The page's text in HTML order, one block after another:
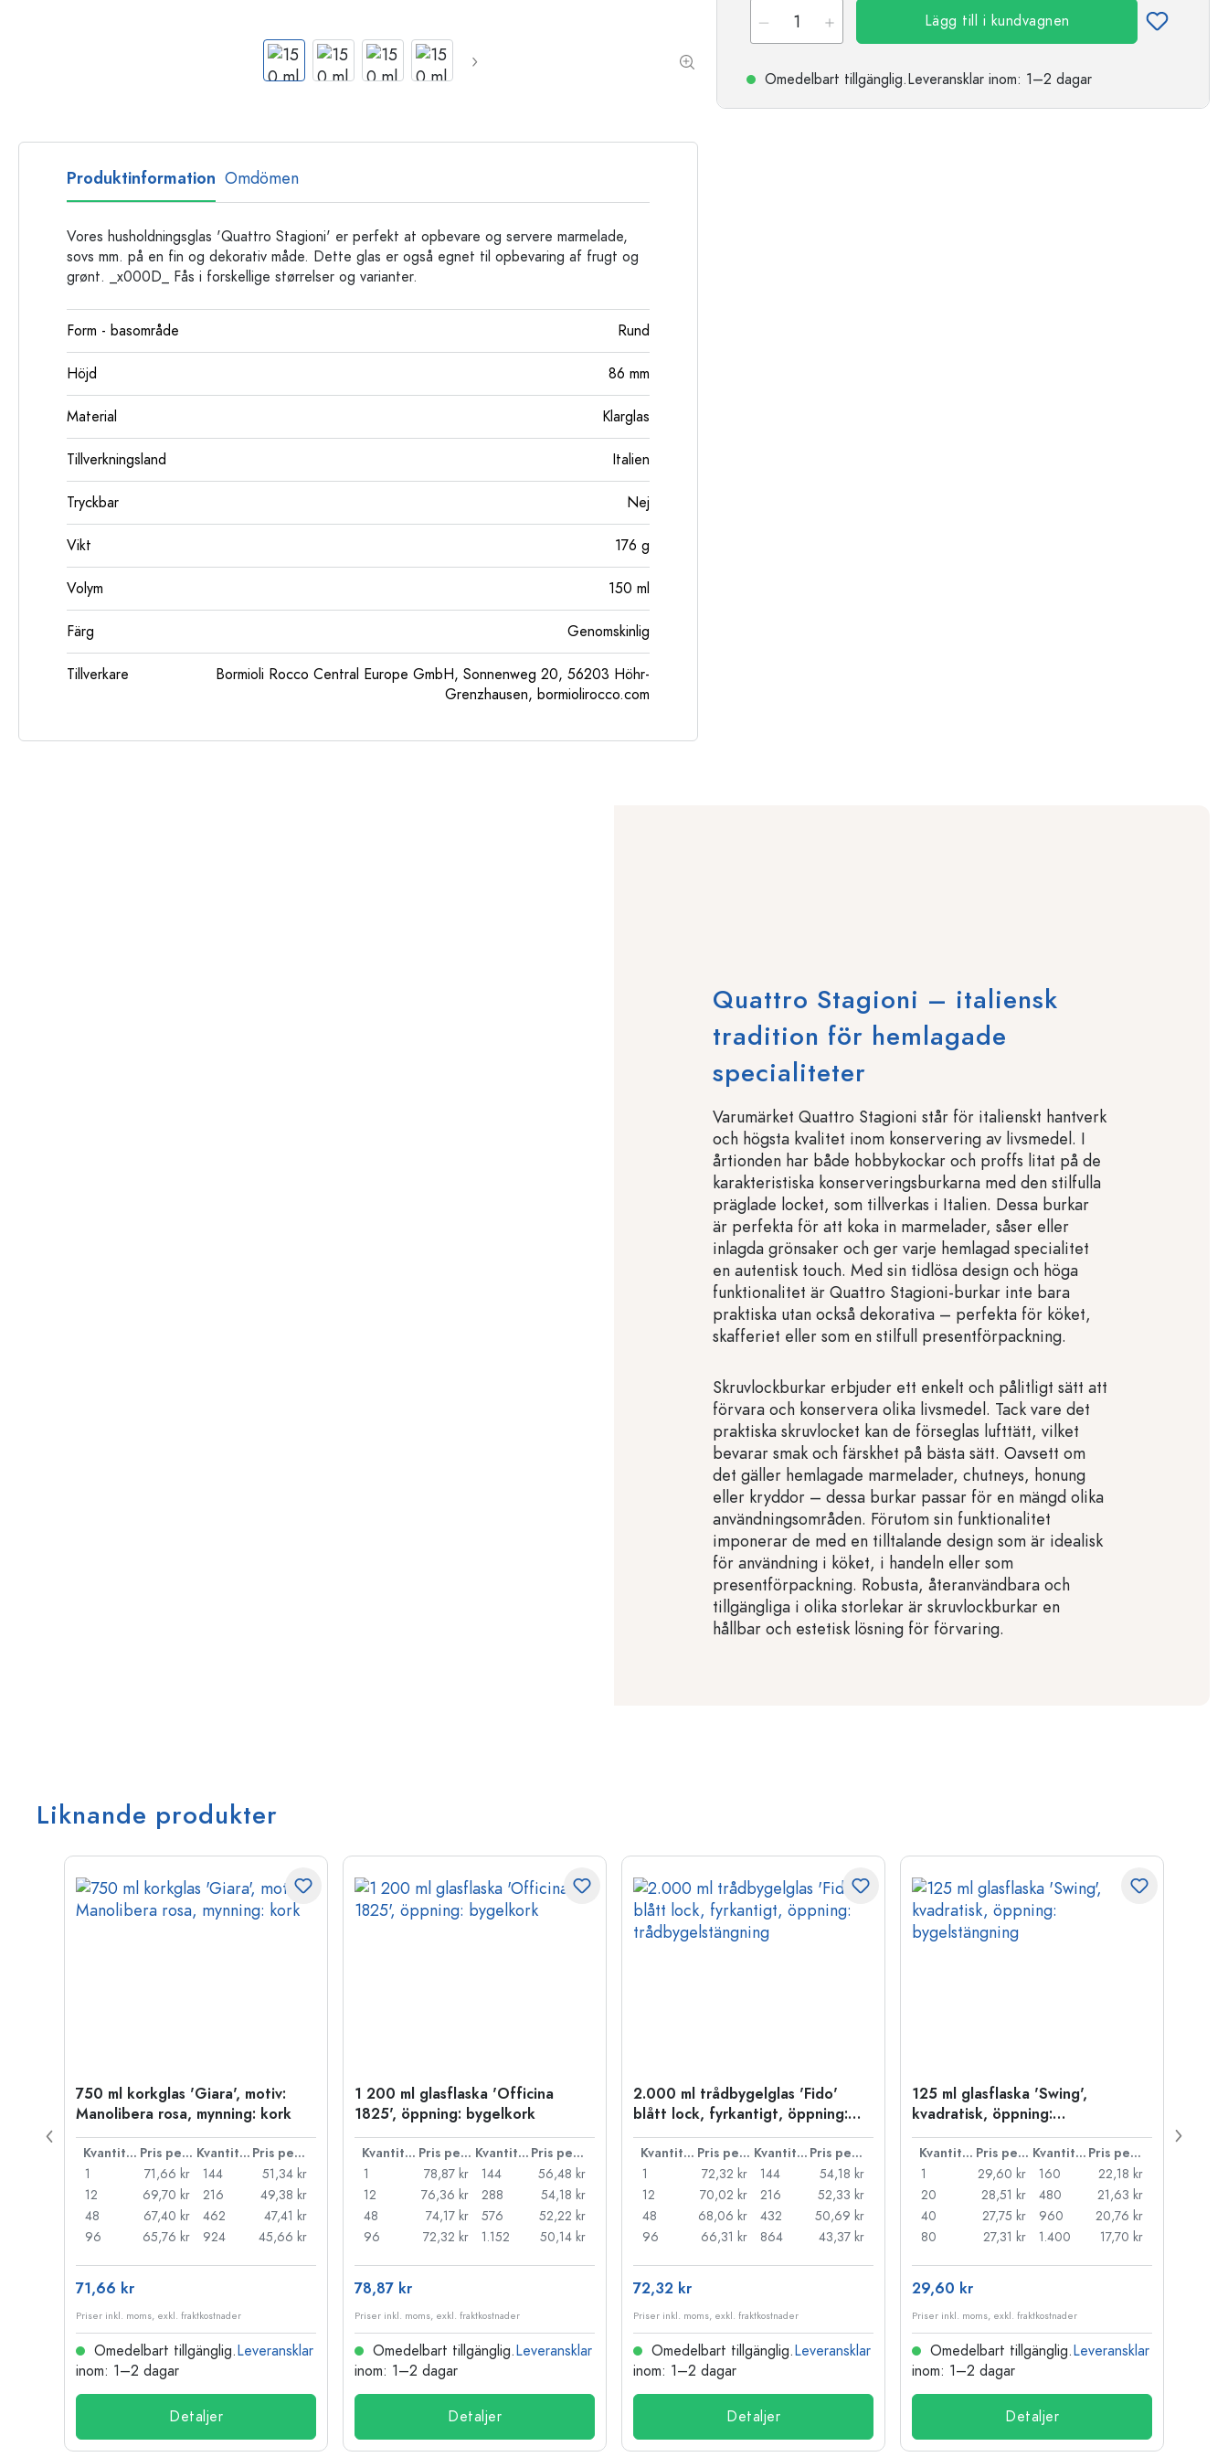
Lägg till i kundvagnen
Omedelbart tillgänglig.Leveransklar inom: 1–2 dagar
Produktinformation Omdömen
Vores husholdningsglas 'Quattro Stagioni' er perfekt at opbevare og servere marmelade,
sovs mm. på en fin og dekorativ måde. Dette glas er også egnet til opbevaring af frugt og
grønt. _x000D_ Fås i forskellige størrelser og varianter.
Form - basområde Rund
Höjd 86 mm
Material Klarglas
Tillverkningsland Italien
Tryckbar Nej
Vikt 176 g
Volym 150 ml
Färg Genomskinlig
Tillverkare
Bormioli Rocco Central Europe GmbH, Sonnenweg 20, 56203 Höhr-
Grenzhausen, bormiolirocco.com
Quattro Stagioni – italiensk
tradition för hemlagade
specialiteter
Varumärket Quattro Stagioni står för italienskt hantverk
och högsta kvalitet inom konservering av livsmedel. I
årtionden har både hobbykockar och proffs litat på de
karakteristiska konserveringsburkarna med den stilfulla
präglade locket, som tillverkas i Italien. Dessa burkar
är perfekta för att koka in marmelader, såser eller
inlagda grönsaker och ger varje hemlagad specialitet
en autentisk touch. Med sin tidlösa design och höga
funktionalitet är Quattro Stagioni-burkar inte bara
praktiska utan också dekorativa – perfekta för köket,
skafferiet eller som en stilfull presentförpackning.
Skruvlockburkar erbjuder ett enkelt och pålitligt sätt att
förvara och konservera olika livsmedel. Tack vare det
praktiska skruvlocket kan de förseglas lufttätt, vilket
bevarar smak och färskhet på bästa sätt. Oavsett om
det gäller hemlagade marmelader, chutneys, honung
eller kryddor – dessa burkar passar för en mängd olika
användningsområden. Förutom sin funktionalitet
imponerar de med en tilltalande design som är idealisk
för användning i köket, i handeln eller som
presentförpackning. Robusta, återanvändbara och
tillgängliga i olika storlekar är skruvlockburkar en
hållbar och estetisk lösning för förvaring.
Liknande produkter
750 ml korkglas 'Giara', motiv:
Manolibera rosa, mynning: kork
Kvantitet Pris per styck Kvantitet
Pris per styck
1
71,66 kr
12
69,70 kr
48
67,40 kr
96
65,76 kr
144
51,34 kr
216
49,38 kr
462
47,41 kr
924
45,66 kr
71,66 kr
Priser inkl. moms, exkl. fraktkostnader
Omedelbart tillgänglig.Leveransklar
inom: 1–2 dagar
Detaljer
1 200 ml glasflaska 'Officina
1825', öppning: bygelkork
Kvantitet Pris per styck Kvantitet
Pris per styck
1
78,87 kr
12
76,36 kr
48
74,17 kr
96
72,32 kr
144
56,48 kr
288
54,18 kr
576
52,22 kr
1.152
50,14 kr
78,87 kr
Priser inkl. moms, exkl. fraktkostnader
Omedelbart tillgänglig.Leveransklar
inom: 1–2 dagar
Detaljer
2.000 ml trådbygelglas 'Fido'
blått lock, fyrkantigt, öppning:
trådbygelstängning
Kvantitet Pris per styck Kvantitet
Pris per styck
1
72,32 kr
12
70,02 kr
48
68,06 kr
96
66,31 kr
144
54,18 kr
216
52,33 kr
432
50,69 kr
864
43,37 kr
72,32 kr
Priser inkl. moms, exkl. fraktkostnader
Omedelbart tillgänglig.Leveransklar
inom: 1–2 dagar
Detaljer
125 ml glasflaska 'Swing',
kvadratisk, öppning:
bygelstängning
Kvantitet Pris per styck Kvantitet
Pris per styck
1
29,60 kr
20
28,51 kr
40
27,75 kr
80
27,31 kr
160
22,18 kr
480
21,63 kr
960
20,76 kr
1.400
17,70 kr
29,60 kr
Priser inkl. moms, exkl. fraktkostnader
Omedelbart tillgänglig.Leveransklar
inom: 1–2 dagar
Detaljer